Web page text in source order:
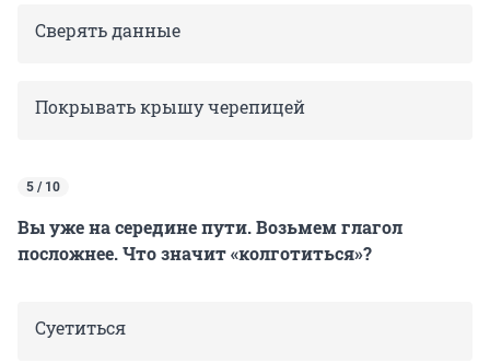
Сверять данные
Покрывать крышу черепицей
5 / 10
Вы уже на середине пути. Возьмем глагол
посложнее. Что значит «колготиться»?
Суетиться